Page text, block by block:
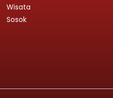
Wisata
Sosok